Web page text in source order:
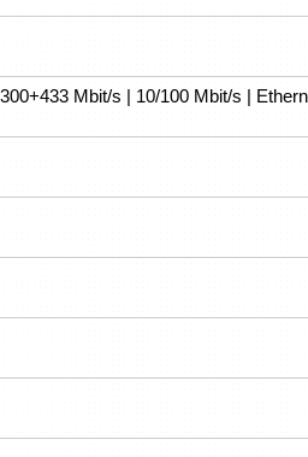
Mbit/s | 10/100 Mbit/s |